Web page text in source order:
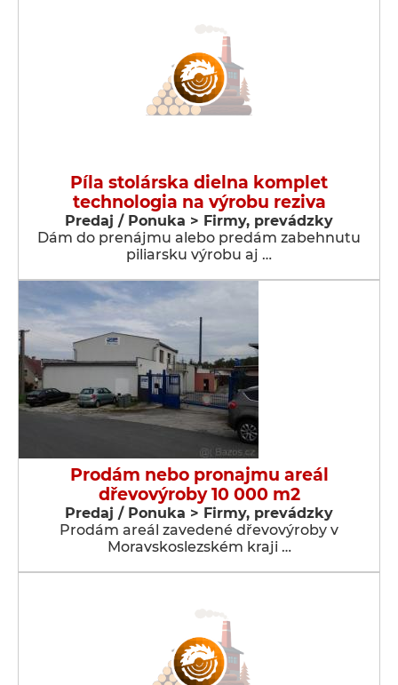
Píla stolárska dielna komplet
technologia na výrobu reziva
Predaj / Ponuka > Firmy, prevádzky
Dám do prenájmu alebo predám zabehnutu
piliarsku výrobu aj …
Prodám nebo pronajmu areál
dřevovýroby 10 000 m2
Predaj / Ponuka > Firmy, prevádzky
Prodám areál zavedené dřevovýroby v
Moravskoslezském kraji …